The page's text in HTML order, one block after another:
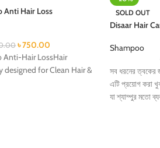
Anti Hair Loss
৳750.00
Anti-Hair LossHair
designed for Clean Hair &
SOLD OUT
Disaar Hair
Shampoo
সব ধরনের ত্বকের
এটি প্রয়োগ করা
যা শ্যাম্পুর মতো